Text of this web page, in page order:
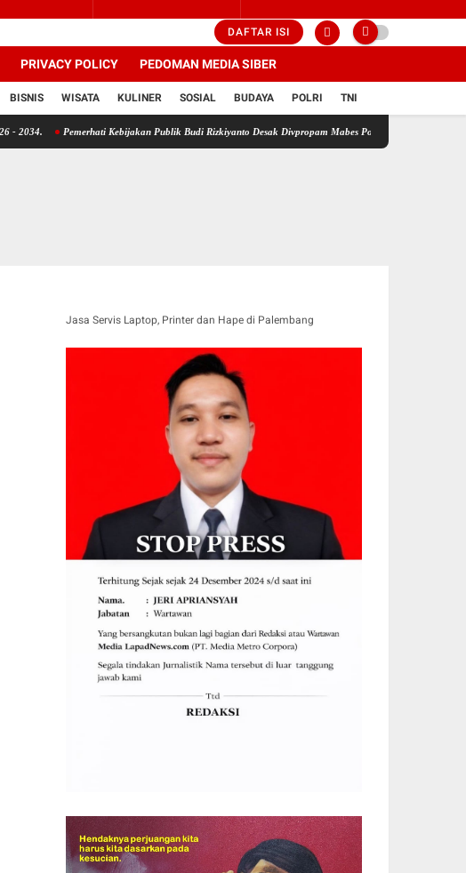
DAFTAR ISI
PRIVACY POLICY PEDOMAN MEDIA SIBER
BISNIS WISATA KULINER SOSIAL BUDAYA POLRI TNI
Pemerhati Kebijakan Publik Budi Rizkiyanto Desak Divpropam Mabes Polri Periksa Kapolres Dan Kasat
Jasa Servis Laptop, Printer dan Hape di Palembang